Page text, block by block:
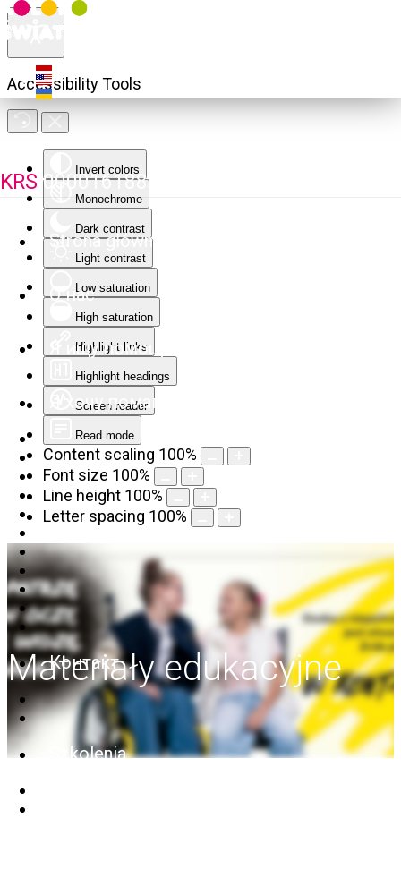
Accessibility Tools
Invert colors
Monochrome
Dark contrast
Light contrast
Low saturation
High saturation
Highlight links
Highlight headings
Screen reader
Read mode
Content scaling 100%
Font size 100%
Line height 100%
Letter spacing 100%
KRS 0000161880
Strona główna
О нас
Я ищу помощи
Я хочу помагать
Контакт
Szkolenia
Materiały edukacyjne